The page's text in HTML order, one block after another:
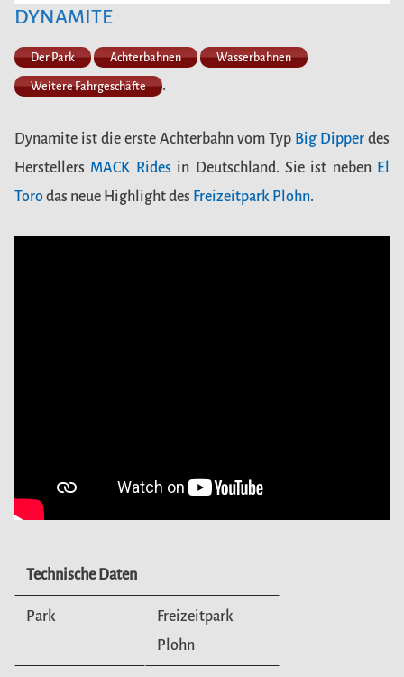
DYNAMITE
Der Park Achterbahnen Wasserbahnen
Weitere Fahrgeschäfte .
Dynamite ist die erste Achterbahn vom Typ Big Dipper des
Herstellers MACK Rides in Deutschland. Sie ist neben El
Torodas neue Highlight des Freizeitpark Plohn.
Technische Daten
Park
Freizeitpark
Plohn